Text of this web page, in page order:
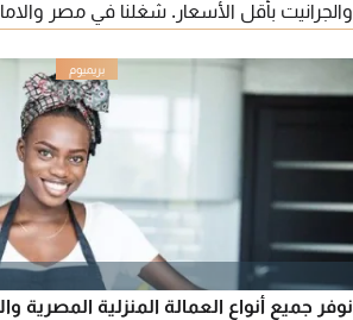
والجرانيت بأقل الأسعار. شغلنا في مصر
نوفر جميع أنواع العمالة المنزلية المصرية